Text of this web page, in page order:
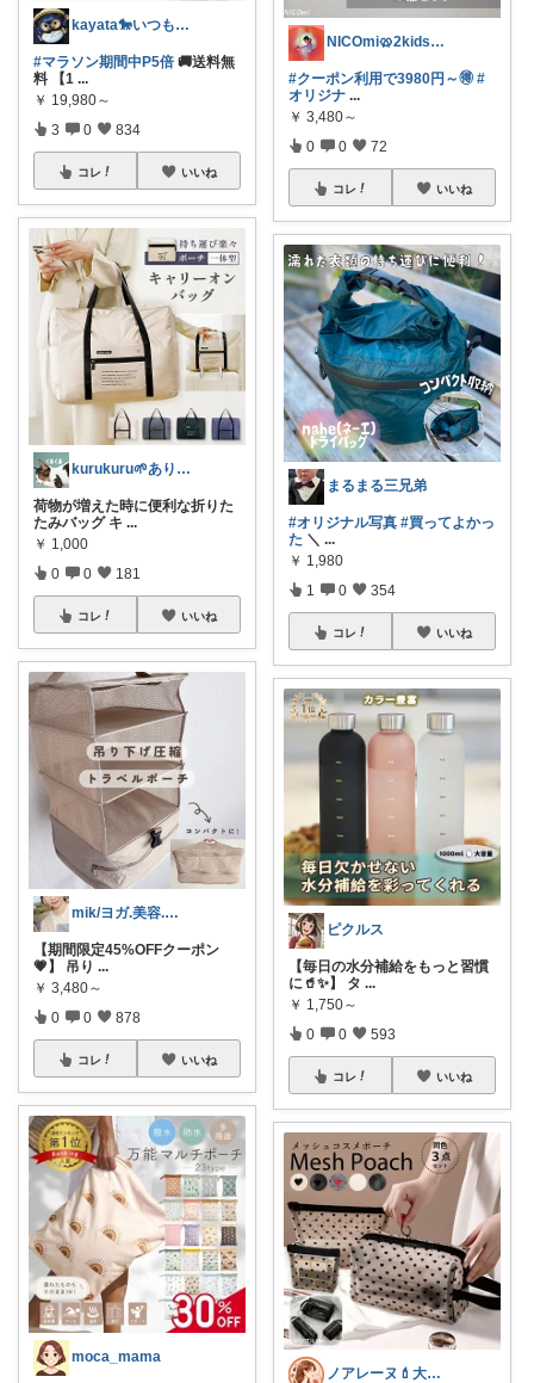
kayata🐎いつもありがとう😊
#マラソン期間中P5倍 🚚送料無
料 【1 ...
￥ 19,980～
3 0 834
コレ いいね
kurukuru🌱ありがとうございます
荷物が増えた時に便利な折りた
たみバッグ キ ...
￥ 1,000
0 0 181
コレ いいね
mik/ヨガ.美容.ファッション𓂃.✿
【期間限定45%OFFクーポン
💗】 吊り ...
￥ 3,480～
0 0 878
コレ いいね
moca_mama
NICOmi🥨2kidsママ👦👧
#クーポン利用で3980円～🉐 #
オリジナ ...
￥ 3,480～
0 0 72
コレ いいね
まるまる三兄弟
#オリジナル写真 #買ってよかっ
た ＼ ...
￥ 1,980
1 0 354
コレ いいね
ピクルス
【毎日の水分補給をもっと習慣
に🥤✨】 タ ...
￥ 1,750～
0 0 593
コレ いいね
ノアレーヌ💄大人ゆる美容